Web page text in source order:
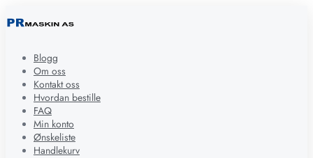
Blogg
Om oss
Kontakt oss
Hvordan bestille
FAQ
Min konto
Ønskeliste
Handlekurv